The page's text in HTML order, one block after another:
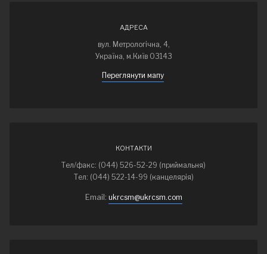
АДРЕСА
вул. Метрологічна, 4,
Україна, м.Київ 03143
Переглянути мапу
КОНТАКТИ
Тел/факс: (044) 526-52-29 (приймальня)
Тел: (044) 522-14-99 (канцелярія)
Email: ukrcsm@ukrcsm.com